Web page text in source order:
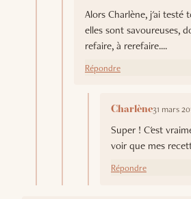
Alors Charlène, j'ai testé
elles sont savoureuses,
refaire, à rerefaire....
Répondre
Charlène31 mars
Super ! C'est
voir que mes
Répondre